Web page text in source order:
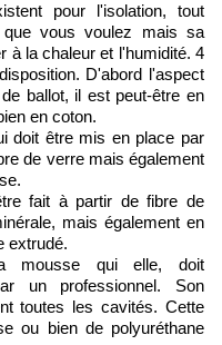
vous voulez mais sa
à la chaleur et l'humidité. 4
D'abord l'aspect
ballot, il est peut-être en
en coton.
doit être mis en place par
de verre mais également
fait à partir de fibre de
mais également en
extrudé.
mousse qui elle, doit
un professionnel. Son
toutes les cavités. Cette
ou bien de polyuréthane